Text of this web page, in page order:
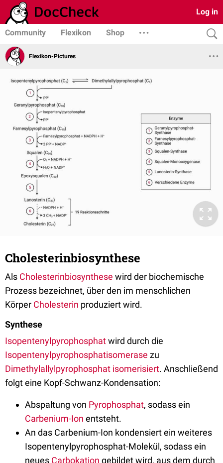
Log in
Community Flexikon Shop
Flexikon-Pictures
Cholesterinbiosynthese
Als Cholesterinbiosynthese wird der biochemische
Prozess bezeichnet, über den im menschlichen
Körper Cholesterin produziert wird.
Synthese
Isopentenylpyrophosphatwird durch die
Isopentenylpyrophosphatisomerase zu
Dimethylallylpyrophosphat isomerisiert. Anschließend
folgt eine Kopf-Schwanz-Kondensation:
Abspaltung von Pyrophosphat, sodass ein
Carbenium-Ion entsteht.
An das Carbenium-Ion kondensiert ein weiteres
Isopentenylpyrophosphat-Molekül, sodass ein
neues Carbokation gebildet wird, aus dem durch